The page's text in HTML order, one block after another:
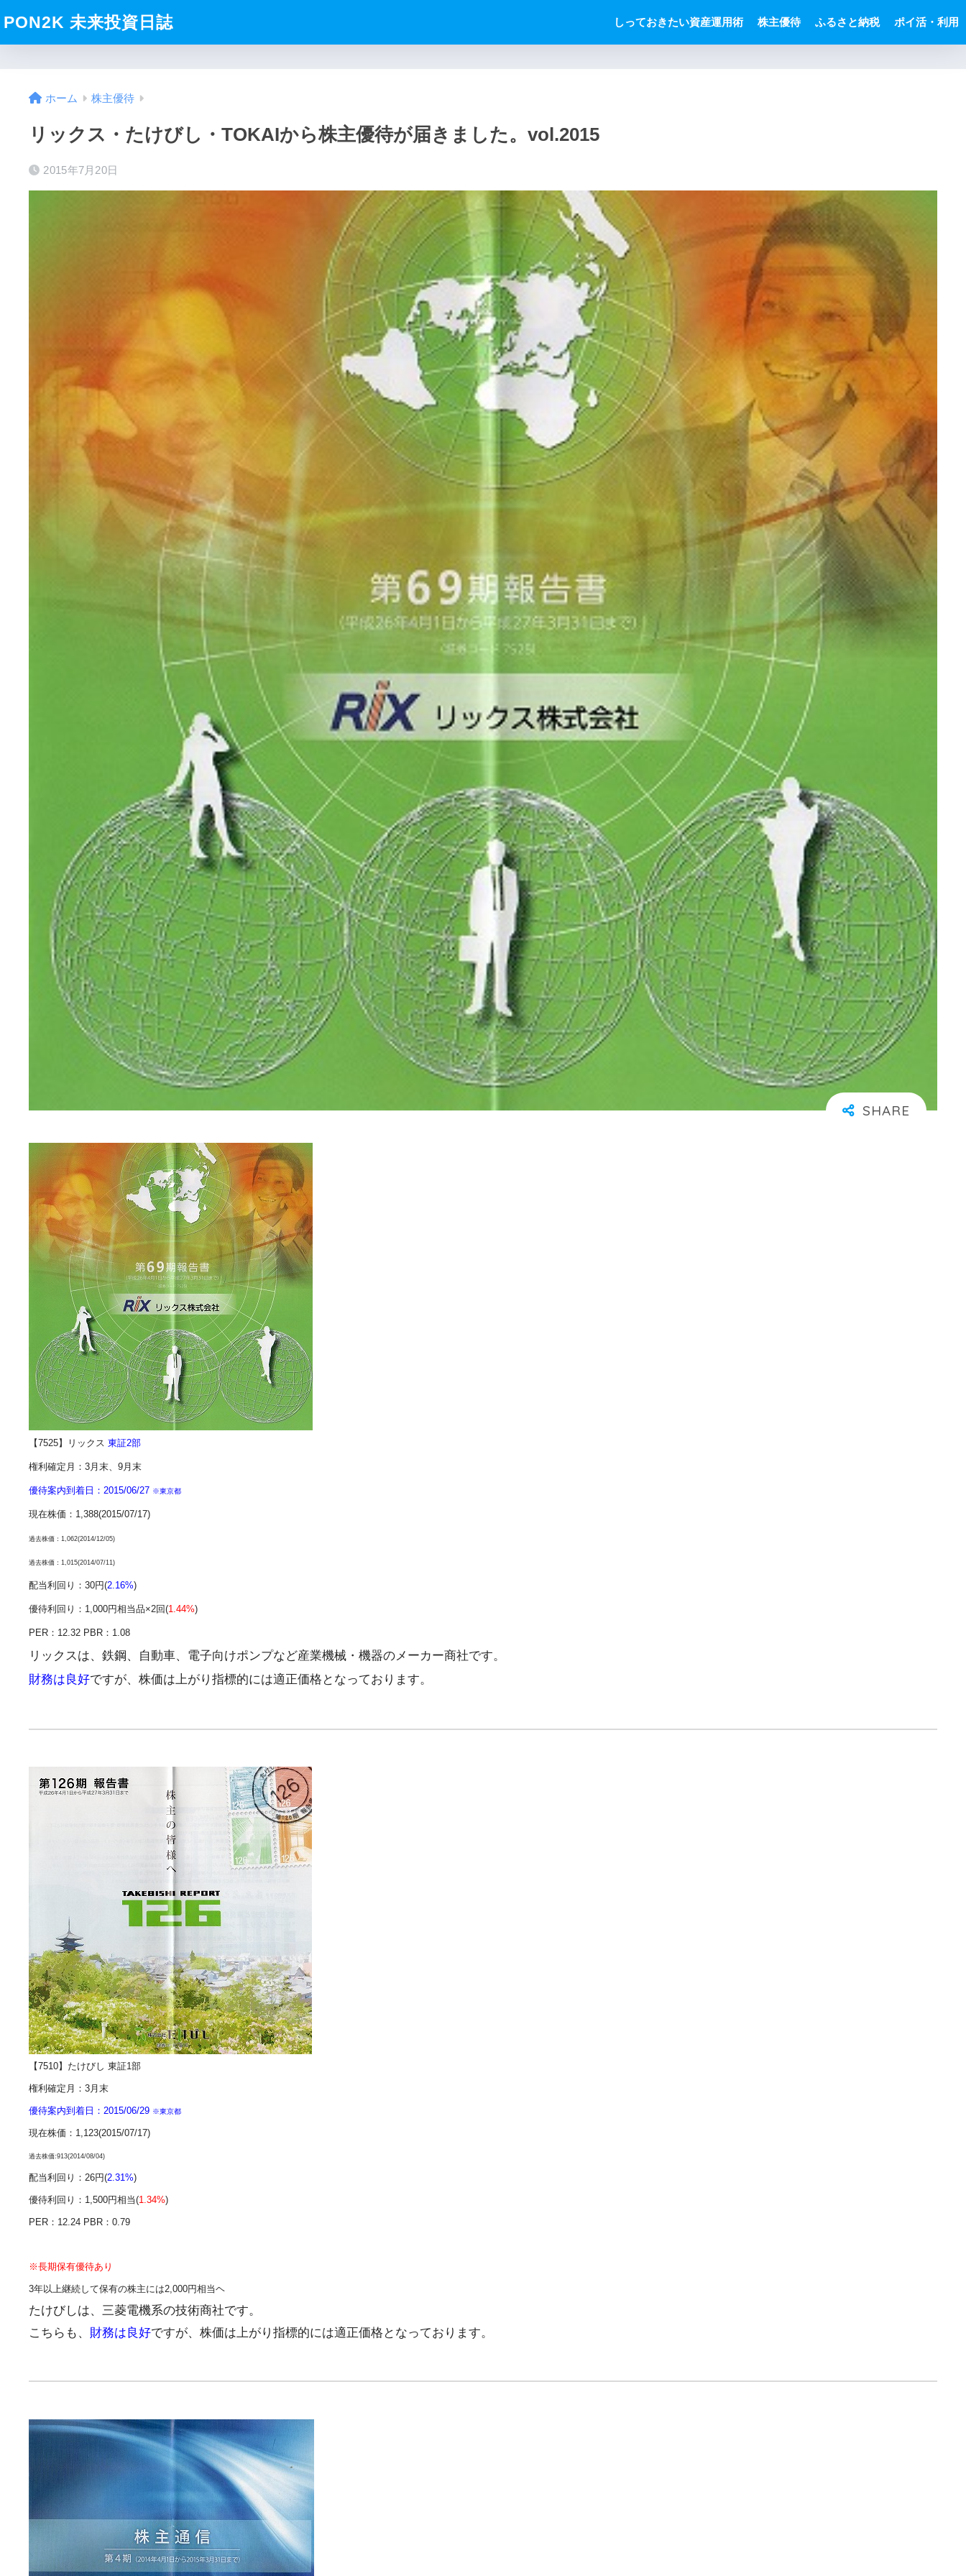
PON2K 未来投資日誌 しっておきたい資産運用術 株主優待 ふるさと納税 ポイ活・利用
ホーム 株主優待
リックス・たけびし・TOKAIから株主優待が届きました。vol.2015
2015年7月20日
【7525】リックス 東証2部
権利確定月：3月末、9月末
優待案内到着日：2015/06/27 ※東京都
現在株価：1,388(2015/07/17)
過去株価：1,062(2014/12/05)
過去株価：1,015(2014/07/11)
配当利回り：30円(2.16%)
優待利回り：1,000円相当品×2回(1.44%)
PER：12.32 PBR：1.08
リックスは、鉄鋼、自動車、電子向けポンプなど産業機械・機器のメーカー商社です。
財務は良好ですが、株価は上がり指標的には適正価格となっております。
【7510】たけびし 東証1部
権利確定月：3月末
優待案内到着日：2015/06/29 ※東京都
現在株価：1,123(2015/07/17)
過去株価:913(2014/08/04)
配当利回り：26円(2.31%)
優待利回り：1,500円相当(1.34%)
PER：12.24 PBR： 0.79
※長期保有優待あり
3年以上継続して保有の株主には2,000円相当ヘ
たけびしは、三菱電機系の技術商社です。
こちらも、 財務は良好ですが、株価は上がり指標的には適正価格となっております。